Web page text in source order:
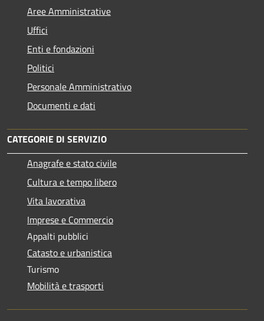
Aree Amministrative
Uffici
Enti e fondazioni
Politici
Personale Amministrativo
Documenti e dati
CATEGORIE DI SERVIZIO
Anagrafe e stato civile
Cultura e tempo libero
Vita lavorativa
Imprese e Commercio
Appalti pubblici
Catasto e urbanistica
Turismo
Mobilità e trasporti